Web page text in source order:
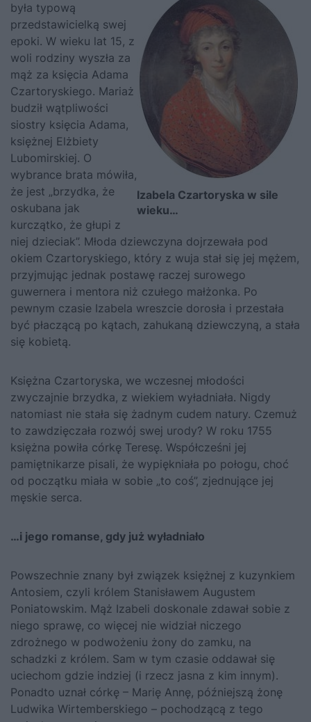
Izabela Czartoryska w sile
wieku…
była typową
przedstawicielką swej
epoki. W wieku lat 15, z
woli rodziny wyszła za
mąż za księcia Adama
Czartoryskiego. Mariaż
budził wątpliwości
siostry księcia Adama,
księżnej Elżbiety
Lubomirskiej. O
wybrance brata mówiła,
że jest „brzydka, że
oskubana jak
kurczątko, że głupi z
niej dzieciak”. Młoda dziewczyna dojrzewała pod
okiem Czartoryskiego, który z wuja stał się jej mężem,
przyjmując jednak postawę raczej surowego
guwernera i mentora niż czułego małżonka. Po
pewnym czasie Izabela wreszcie dorosła i przestała
być płaczącą po kątach, zahukaną dziewczyną, a stała
się kobietą.
Księżna Czartoryska, we wczesnej młodości
zwyczajnie brzydka, z wiekiem wyładniała. Nigdy
natomiast nie stała się żadnym cudem natury. Czemuż
to zawdzięczała rozwój swej urody? W roku 1755
księżna powiła córkę Teresę. Współcześni jej
pamiętnikarze pisali, że wypiękniała po połogu, choć
od początku miała w sobie „to coś”, zjednujące jej
męskie serca.
…i jego romanse, gdy już wyładniało
Powszechnie znany był związek księżnej z kuzynkiem
Antosiem, czyli królem Stanisławem Augustem
Poniatowskim. Mąż Izabeli doskonale zdawał sobie z
niego sprawę, co więcej nie widział niczego
zdrożnego w podwożeniu żony do zamku, na
schadzki z królem. Sam w tym czasie oddawał się
uciechom gdzie indziej (i rzecz jasna z kim innym).
Ponadto uznał córkę – Marię Annę, późniejszą żonę
Ludwika Wirtemberskiego – pochodzącą z tego